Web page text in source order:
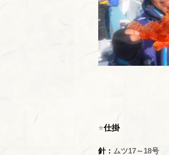
⭐仕掛
針： ムツ17～18号